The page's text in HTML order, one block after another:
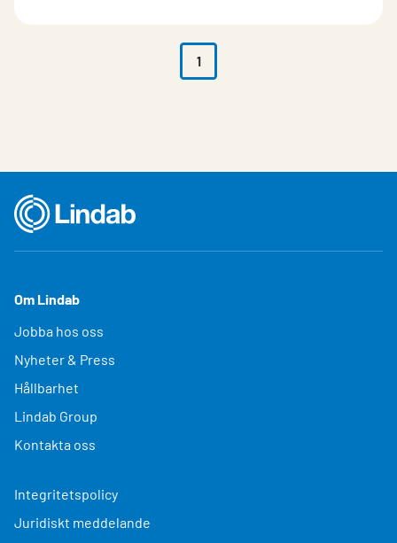
1
Om Lindab
Jobba hos oss
Nyheter & Press
Hållbarhet
Lindab Group
Kontakta oss
Integritetspolicy
Juridiskt meddelande